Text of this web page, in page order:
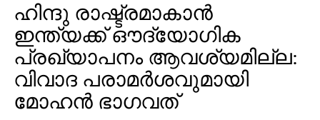
ഹിന്ദു രാഷ്ട്രമാകാന്‍
ഇന്ത്യക്ക് ഔദ്യോഗിക
പ്രഖ്യാപനം ആവശ്യമില്ല:
വിവാദ പരാമര്‍ശവുമായി
മോഹന്‍ ഭാഗവത്